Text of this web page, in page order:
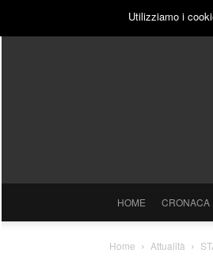
GIOVEDÌ, 6 AGOSTO 2026
HOME CRONACA
Home Attualità
Utilizziamo i